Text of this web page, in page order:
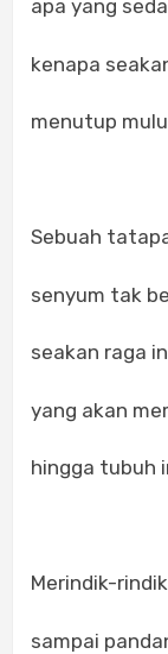
apa yang
kenapa
menutup
Sebuah
senyum tak
seakan raga
yang akan
hingga tubuh
Merindik-
sampai